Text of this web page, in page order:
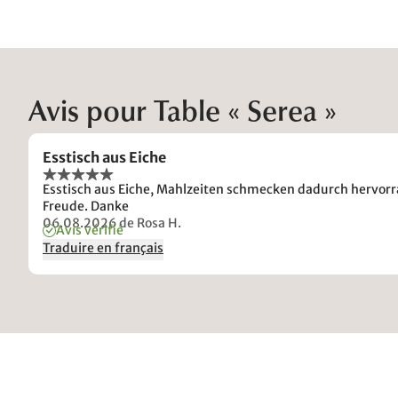
Avis pour Table « Serea »
Esstisch aus Eiche
Esstisch aus Eiche, Mahlzeiten schmecken dadurch
Freude. Danke
06.08.2026de Rosa H.
Avis vérifié
Traduire en français